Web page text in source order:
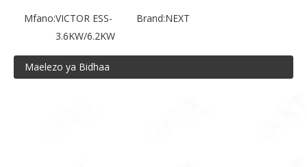
Mfano:VICTOR ESS-
3.6KW/6.2KW
Brand:NEXT
Maelezo ya Bidhaa